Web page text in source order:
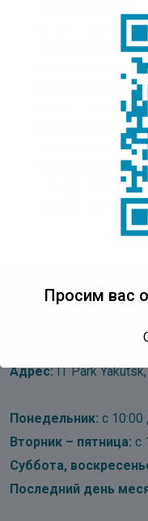
55 лет с детьми
Круглый стол
цифровизации:
VR, ИИ и
детских
Предлагаем
«Приглашение
Чтение под
Новый год:
Адрес:IT Park
Понедельник: с 10:00
Вторник – пятница: с
Суббота,
Последний день
Просим вас